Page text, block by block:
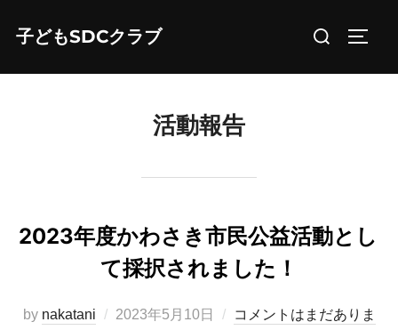
子どもSDCクラブ
検
対
活動報告
2023年度かわさき市民公益活動とし
て採択されました！
by nakatani
投
2023年5月10日
コメントはまだありま